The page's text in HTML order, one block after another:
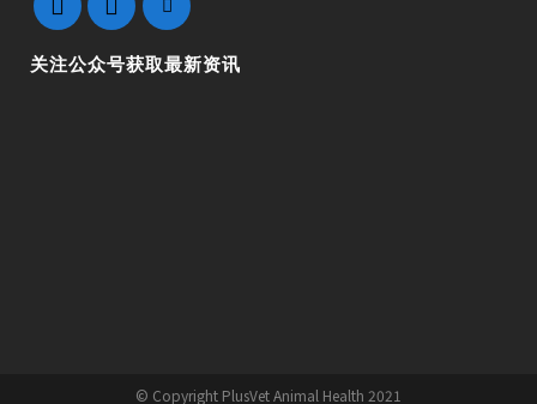
关注公众号获取最新资讯
© Copyright PlusVet Animal Health 2021